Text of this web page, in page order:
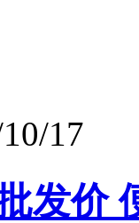
17
发价